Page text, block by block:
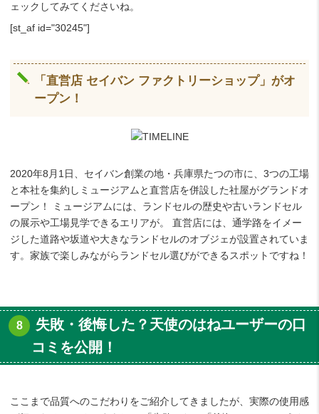
ェックしてみてくださいね。
[st_af id="30245"]
「直営店 セイバン ファクトリーショップ」がオ
ープン！
2020年8月1日、セイバン創業の地・兵庫県たつの市に、3つの工場
と本社を集約しミュージアムと直営店を併設した社屋がグランドオ
ープン！ ミュージアムには、ランドセルの歴史や古いランドセル
の展示や工場見学できるエリアが。 直営店には、通学路をイメー
ジした道路や坂道や大きなランドセルのオブジェが設置されていま
す。家族で楽しみながらランドセル選びができるスポットですね！
失敗・後悔した？天使のはねユーザーの口
コミを公開！
ここまで品質へのこだわりをご紹介してきましたが、実際の使用感